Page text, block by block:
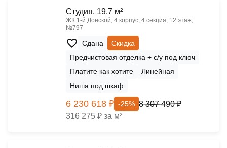
Cтудия, 19.7 м²
ЖК 1‑й Донской, 4 корпус, 4 секция, 12 этаж,
№797
Сдана
Скидка
Предчистовая отделка + с/у под ключ
Платите как хотите
Линейная
Ниша под шкаф
6 230 618 ₽ -25% 8 307 490 ₽
316 275 ₽ за м²